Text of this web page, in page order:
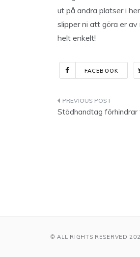
ut på andra platser i
slipper ni att göra er
helt enkelt!
FACEBOOK
Stödhandtag
© ALL RIGHTS RESERVED